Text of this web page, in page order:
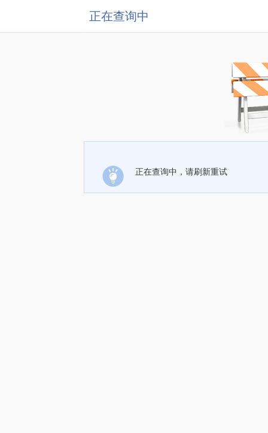
正在查询中
正在查询中，请刷新重试